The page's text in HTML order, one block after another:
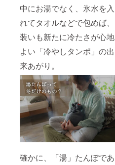
中にお湯でなく、氷水を入
れてタオルなどで包めば、
装いも新たに冷たさが心地
よい「冷やしタンポ」の出
来あがり。
確かに、「湯」たんぽであ